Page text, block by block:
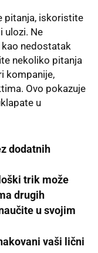
pitanja, iskoristite
ulozi. Ne
nedostatak
nekoliko pitanja
kompanije,
Ovo pokazuje
u
dodatnih
trik može
drugih
u svojim
vaši lični